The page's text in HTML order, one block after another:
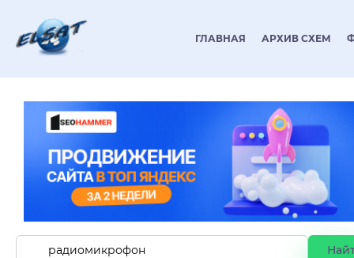
ГЛАВНАЯ АРХИВ СХЕМ